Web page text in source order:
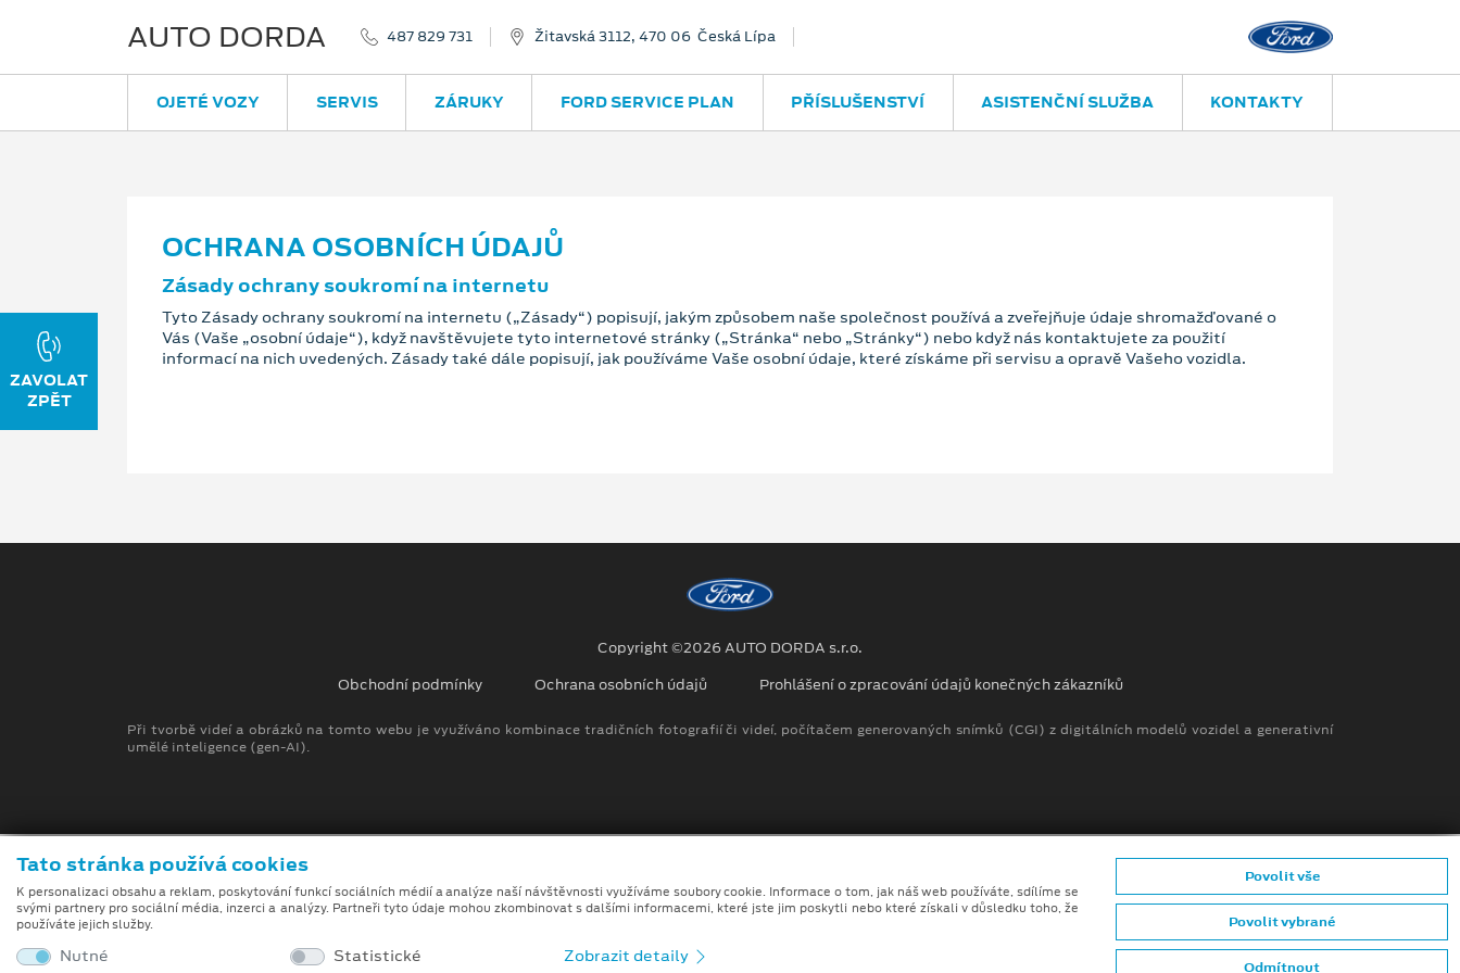
AUTO DORDA 487 829 731 Žitavská 3112, 470 06 Česká Lípa
OJETÉ VOZY SERVIS ZÁRUKY FORD SERVICE PLAN PŘÍSLUŠENSTVÍ ASISTENČNÍ SLUŽBA KONTAKTY
OCHRANA OSOBNÍCH ÚDAJŮ
Zásady ochrany soukromí na internetu
Tyto Zásady ochrany soukromí na internetu („Zásady“) popisují, jakým způsobem naše společnost používá a zveřejňuje údaje shromažďované o
Vás (Vaše „osobní údaje“), když navštěvujete tyto internetové stránky („Stránka“ nebo „Stránky“) nebo když nás kontaktujete za použití
informací na nich uvedených. Zásady také dále popisují, jak používáme Vaše osobní údaje, které získáme při servisu a opravě Vašeho vozidla.
Copyright ©2026 AUTO DORDA s.r.o.
Obchodní podmínky
Ochrana osobních údajů Prohlášení o zpracování údajů konečných zákazníků
Při tvorbě videí a obrázků na tomto webu je využíváno kombinace tradičních fotografií či videí, počítačem generovaných snímků (CGI) z digitálních modelů vozidel a generativní
umělé inteligence (gen-AI).
ZAVOLAT
ZPĚT
Tato stránka používá cookies
K personalizaci obsahu a reklam, poskytování funkcí sociálních médií a analýze naší návštěvnosti využíváme soubory cookie. Informace o tom, jak náš web používáte, sdílíme se
svými partnery pro sociální média, inzerci a analýzy. Partneři tyto údaje mohou zkombinovat s dalšími informacemi, které jste jim poskytli nebo které získali v důsledku toho, že
používáte jejich služby.
Nutné Statistické Zobrazit detaily
Odmítnout
Povolit vybrané
Povolit vše